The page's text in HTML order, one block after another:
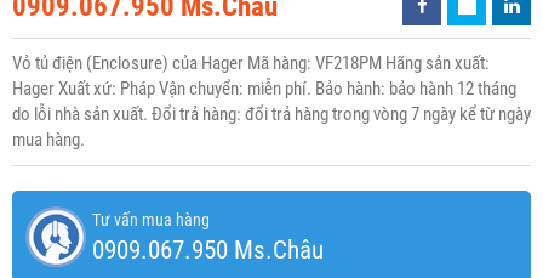
0909.067.950 Ms.Châu
Vỏ tủ điện (Enclosure) của Hager Mã hàng: VF218PM Hãng sản xuất:
Hager Xuất xứ: Pháp Vận chuyển: miễn phí. Bảo hành: bảo hành 12 tháng
do lỗi nhà sản xuất. Đổi trả hàng: đổi trả hàng trong vòng 7 ngày kể từ ngày
mua hàng.
Tư vấn mua hàng
0909.067.950 Ms.Châu